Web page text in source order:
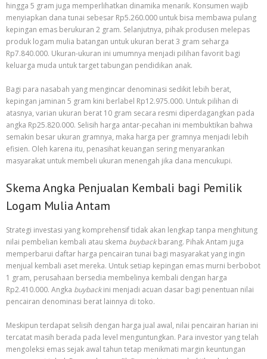
hingga 5 gram juga memperlihatkan dinamika menarik. Konsumen wajib
menyiapkan dana tunai sebesar Rp5.260.000 untuk bisa membawa pulang
kepingan emas berukuran 2 gram. Selanjutnya, pihak produsen melepas
produk logam mulia batangan untuk ukuran berat 3 gram seharga
Rp7.840.000. Ukuran-ukuran ini umumnya menjadi pilihan favorit bagi
keluarga muda untuk target tabungan pendidikan anak.
Bagi para nasabah yang mengincar denominasi sedikit lebih berat,
kepingan jaminan 5 gram kini berlabel Rp12.975.000. Untuk pilihan di
atasnya, varian ukuran berat 10 gram secara resmi diperdagangkan pada
angka Rp25.820.000. Selisih harga antar-pecahan ini membuktikan bahwa
semakin besar ukuran gramnya, maka harga per gramnya menjadi lebih
efisien. Oleh karena itu, penasihat keuangan sering menyarankan
masyarakat untuk membeli ukuran menengah jika dana mencukupi.
Skema Angka Penjualan Kembali bagi Pemilik
Logam Mulia Antam
Strategi investasi yang komprehensif tidak akan lengkap tanpa menghitung
nilai pembelian kembali atau skema buybackbarang. Pihak Antam juga
memperbarui daftar harga pencairan tunai bagi masyarakat yang ingin
menjual kembali aset mereka. Untuk setiap kepingan emas murni berbobot
1 gram, perusahaan bersedia membelinya kembali dengan harga
Rp2.410.000. Angka buybackini menjadi acuan dasar bagi penentuan nilai
pencairan denominasi berat lainnya di toko.
Meskipun terdapat selisih dengan harga jual awal, nilai pencairan harian ini
tercatat masih berada pada level menguntungkan. Para investor yang telah
mengoleksi emas sejak awal tahun tetap menikmati margin keuntungan